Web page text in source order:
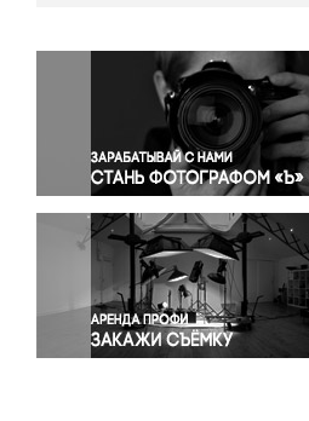
Окружающая среда
Политика
Правосудие
Происшествия и конфликты
Религия
Светская жизнь
Спорт
Экология
Экономика и бизнес